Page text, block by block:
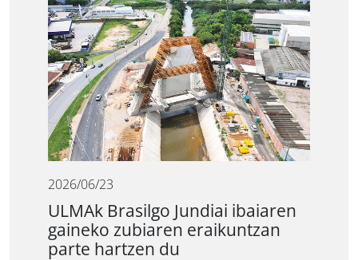
2026/06/23
ULMAk Brasilgo Jundiai ibaiaren
gaineko zubiaren eraikuntzan
parte hartzen du